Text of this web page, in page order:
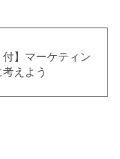
付】マーケティン
えよう